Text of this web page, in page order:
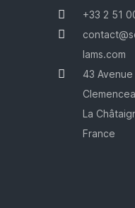
+33 2 51
lams.com
43
La
France